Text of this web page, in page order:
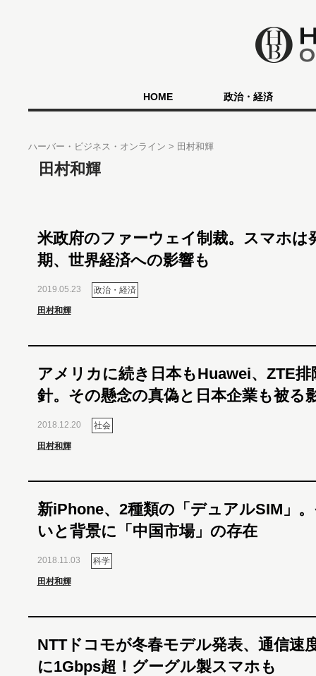
HOME 政治・経済
ハーバー・ビジネス・オンライン 田村和輝
田村和輝
米政府のファーウェイ制裁。スマホは
期、世界経済への影響も
2019.05.23 政治・経済
田村和輝
アメリカに続き日本もHuawei、ZTE排
針。その懸念の真偽と日本企業も被る
2018.12.20 社会
田村和輝
新iPhone、2種類の「デュアルSIM」
いと背景に「中国市場」の存在
2018.11.03 科学
田村和輝
NTTドコモが冬春モデル発表、通信速
に1Gbps超！グーグル製スマホも